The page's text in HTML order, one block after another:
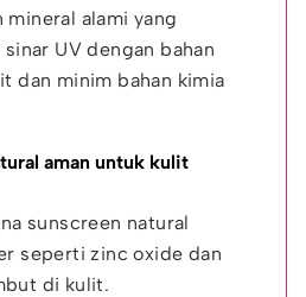
mineral alami yang
UV dengan bahan
dan minim bahan kimia
aman untuk kulit
sunscreen natural
seperti zinc oxide dan
di kulit.